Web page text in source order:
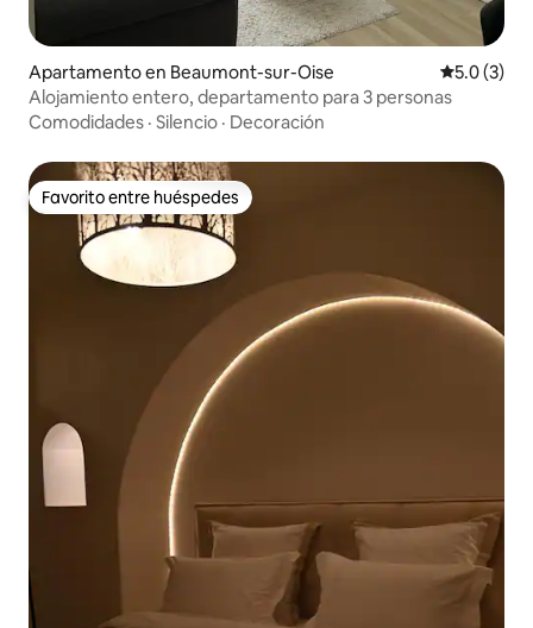
Apartamento en Beaumont-sur-Oise
5.0 (3)
Alojamiento entero, departamento para 3 personas
Comodidades · Silencio · Decoración
Favorito entre huéspedes
Favorito entre huéspedes